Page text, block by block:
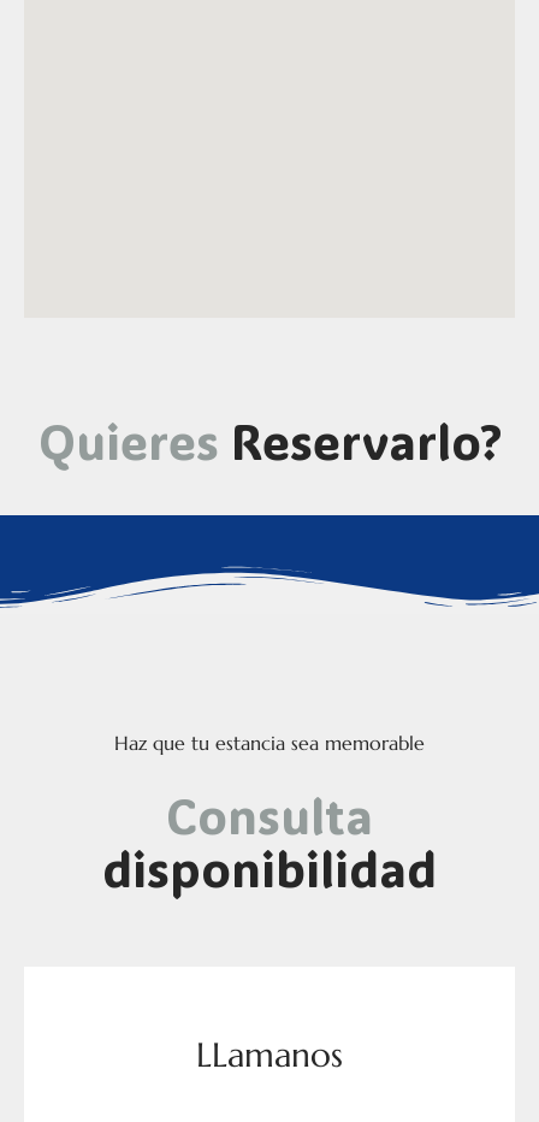
Quieres Reservarlo?
Haz que tu estancia sea memorable
Consulta
disponibilidad
LLamanos